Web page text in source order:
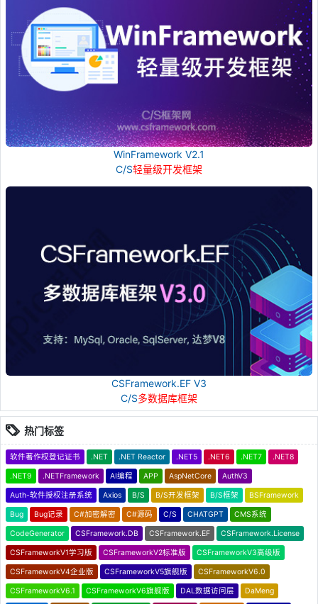
WinFramework V2.1
C/S轻量级开发框架
CSFramework.EF V3
C/S多数据库框架
热门标签
软件著作权登记证书 .NET .NET Reactor .NET5 .NET6 .NET7 .NET8
.NET9 .NETFramework AI编程 APP AspNetCore AuthV3
Auth-软件授权注册系统 Axios B/S B/S开发框架 B/S框架 BSFramework
Bug Bug记录 C#加密解密 C#源码 C/S CHATGPT CMS系统
CodeGenerator CSFramework.DB CSFramework.EF CSFramework.License
CSFrameworkV1学习版 CSFrameworkV2标准版 CSFrameworkV3高级版
CSFrameworkV4企业版 CSFrameworkV5旗舰版 CSFrameworkV6.0
CSFrameworkV6.1 CSFrameworkV6旗舰版 DAL数据访问层 DaMeng